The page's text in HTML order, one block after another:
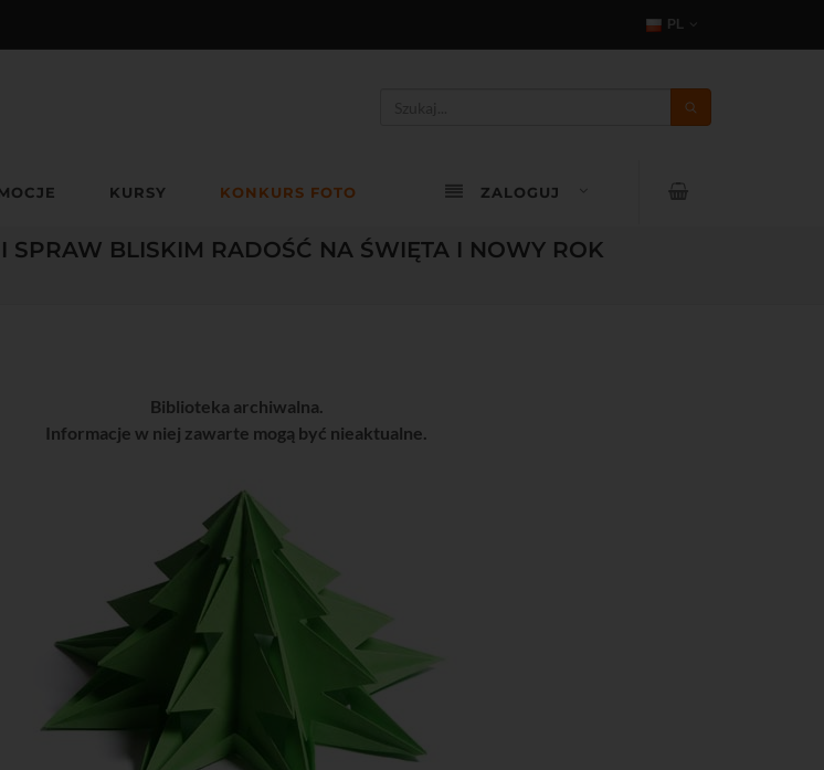
PL
KURSY KONKURS FOTO ZALOGUJ
BLISKIM RADOŚĆ NA ŚWIĘTA I NOWY ROK
Biblioteka archiwalna.
Informacje w niej zawarte mogą być nieaktualne.